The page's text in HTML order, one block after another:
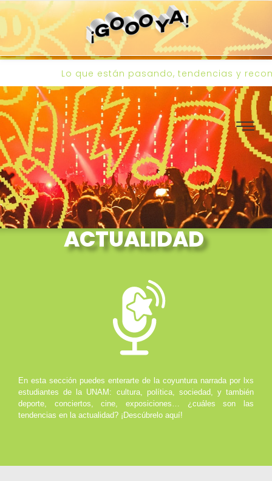
que están pasando, tendencias y
ACTUALIDAD
En esta sección puedes enterarte de la coyuntura narrada por lxs
estudiantes de la UNAM: cultura, política, sociedad, y también
deporte, conciertos, cine, exposiciones… ¿cuáles son las
tendencias en la actualidad? ¡Descúbrelo aquí!